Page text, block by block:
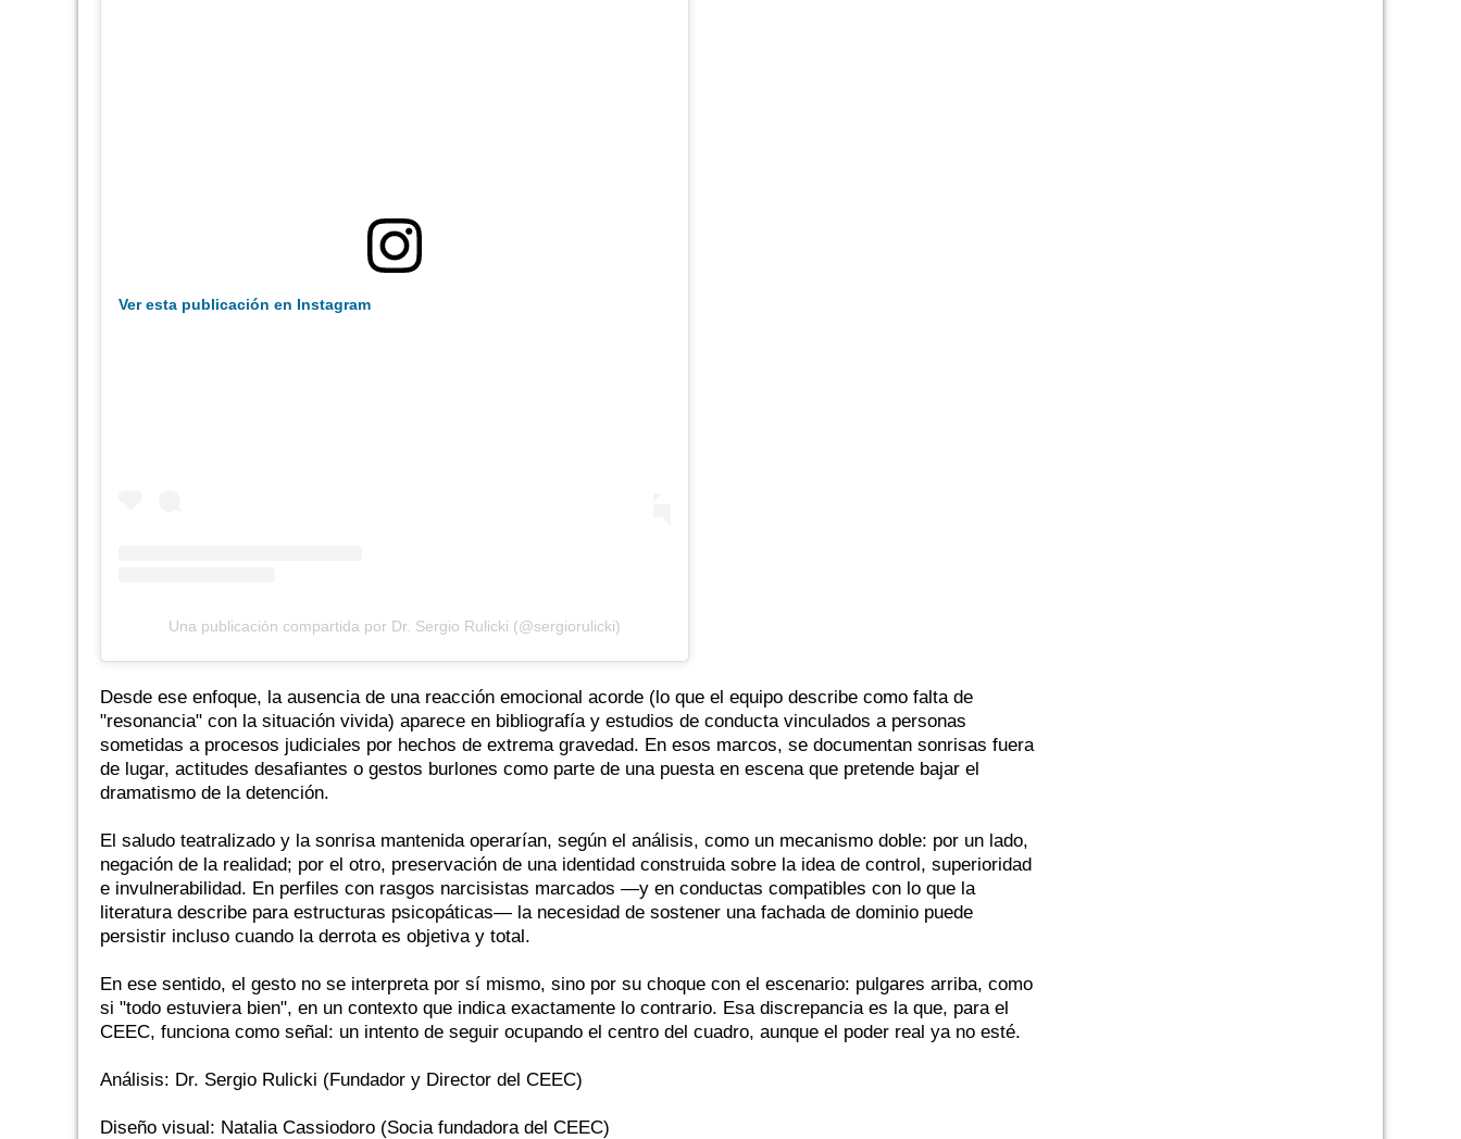
Ver esta publicación en Instagram
Una publicación compartida por Dr. Sergio Rulicki (@sergiorulicki)
Desde ese enfoque, la ausencia de una reacción emocional acorde (lo que el equipo describe como falta de
"resonancia" con la situación vivida) aparece en bibliografía y estudios de conducta vinculados a personas
sometidas a procesos judiciales por hechos de extrema gravedad. En esos marcos, se documentan sonrisas fuera
de lugar, actitudes desafiantes o gestos burlones como parte de una puesta en escena que pretende bajar el
dramatismo de la detención.
El saludo teatralizado y la sonrisa mantenida operarían, según el análisis, como un mecanismo doble: por un lado,
negación de la realidad; por el otro, preservación de una identidad construida sobre la idea de control, superioridad
e invulnerabilidad. En perfiles con rasgos narcisistas marcados —y en conductas compatibles con lo que la
literatura describe para estructuras psicopáticas— la necesidad de sostener una fachada de dominio puede
persistir incluso cuando la derrota es objetiva y total.
En ese sentido, el gesto no se interpreta por sí mismo, sino por su choque con el escenario: pulgares arriba, como
si "todo estuviera bien", en un contexto que indica exactamente lo contrario. Esa discrepancia es la que, para el
CEEC, funciona como señal: un intento de seguir ocupando el centro del cuadro, aunque el poder real ya no esté.
Análisis: Dr. Sergio Rulicki (Fundador y Director del CEEC)
Diseño visual: Natalia Cassiodoro (Socia fundadora del CEEC)